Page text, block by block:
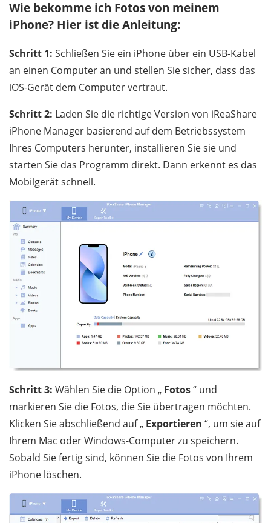
Wie bekomme ich Fotos von meinem
iPhone? Hier ist die Anleitung:
Schritt 1: Schließen Sie ein iPhone über ein USB-Kabel
an einen Computer an und stellen Sie sicher, dass das
iOS-Gerät dem Computer vertraut.
Schritt 2: Laden Sie die richtige Version von iReaShare
iPhone Manager basierend auf dem Betriebssystem
Ihres Computers herunter, installieren Sie sie und
starten Sie das Programm direkt. Dann erkennt es das
Mobilgerät schnell.
Schritt 3: Wählen Sie die Option „ Fotos“ und
markieren Sie die Fotos, die Sie übertragen möchten.
Klicken Sie abschließend auf „ Exportieren “, um sie auf
Ihrem Mac oder Windows-Computer zu speichern.
Sobald Sie fertig sind, können Sie die Fotos von Ihrem
iPhone löschen.